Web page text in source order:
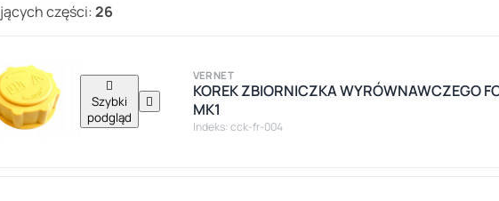
części:26

Szybki
podgląd

VERNET
KOREK ZBIORNICZKA WYRÓWNAWCZEGO
MK1
Indeks: cck-fr-004